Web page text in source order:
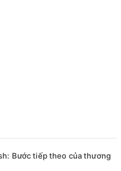
Bước tiếp theo của thương